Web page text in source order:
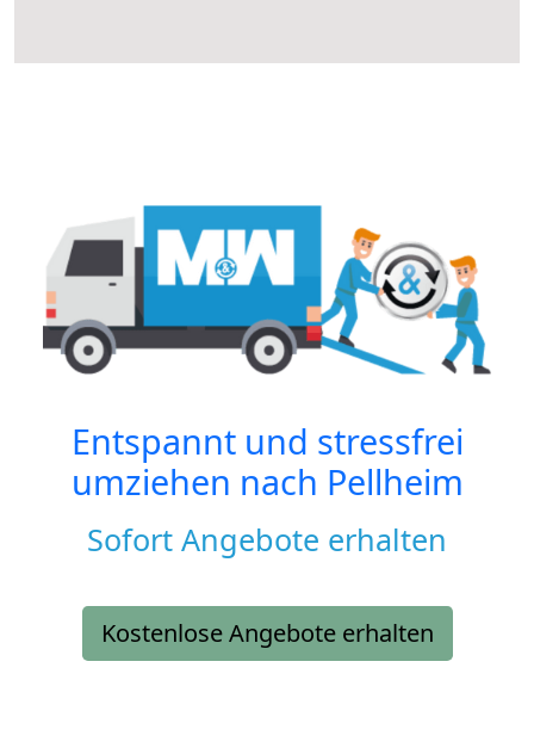
Entspannt und stressfrei
umziehen nach Pellheim
Sofort Angebote erhalten
Kostenlose Angebote erhalten